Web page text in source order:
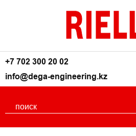
+7 702 300 20 02
info@dega-engineering.kz